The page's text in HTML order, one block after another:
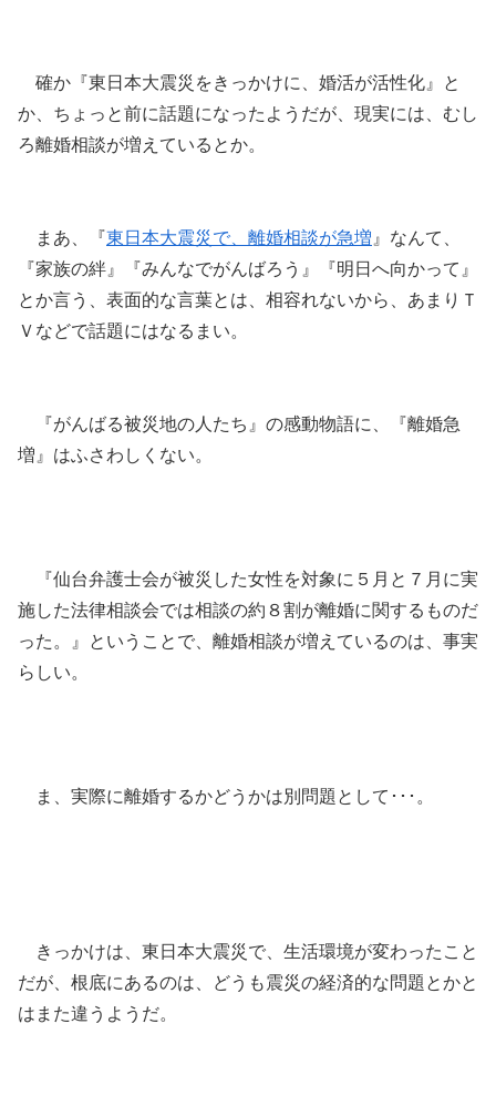
確か『東日本大震災をきっかけに、婚活が活性化』と
か、ちょっと前に話題になったようだが、現実には、むし
ろ離婚相談が増えているとか。
まあ、『東日本大震災で、離婚相談が急増 』なんて、
『家族の絆』『みんなでがんばろう』『明日へ向かって』
とか言う、表面的な言葉とは、相容れないから、あまりＴ
Ｖなどで話題にはなるまい。
『がんばる被災地の人たち』の感動物語に、『離婚急
増』はふさわしくない。
『仙台弁護士会が被災した女性を対象に５月と７月に実
施した法律相談会では相談の約８割が離婚に関するものだ
った。』ということで、離婚相談が増えているのは、事実
らしい。
ま、実際に離婚するかどうかは別問題として･･･。
きっかけは、東日本大震災で、生活環境が変わったこと
だが、根底にあるのは、どうも震災の経済的な問題とかと
はまた違うようだ。